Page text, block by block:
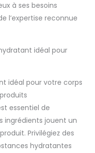
à ses besoins
l’expertise reconnue
idéal pour
idéal pour votre corps
essentiel de
ingrédients jouent un
Privilégiez des
hydratantes